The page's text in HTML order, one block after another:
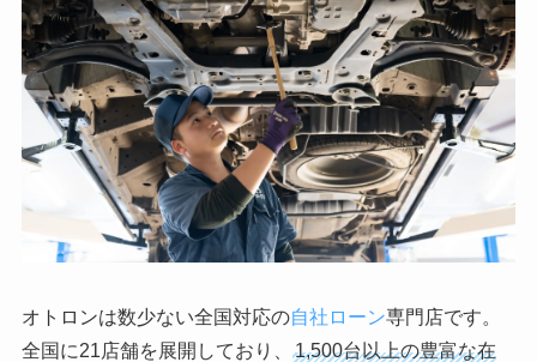
オトロンは数少ない全国対応の自社ローン専門店です。
全国に21店舗を展開しており、
1,500台以上の豊富な在